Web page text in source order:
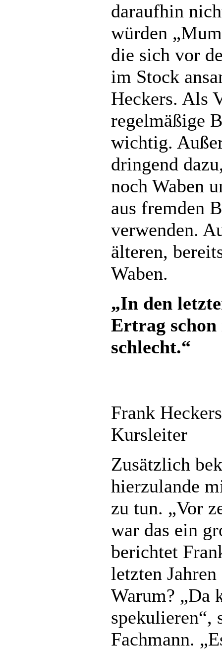
daraufhin
würden
die sich vor
im Stock
Heckers. Als
regelmäßige
wichtig.
dringend
noch Waben
aus fremden
verwenden.
älteren,
Waben.
„In den
Ertrag
schlecht.“
Frank
Kursleiter
Zusätzlich
hierzulande
zu tun. „Vor
war das ein
berichtet
letzten
Warum? „Da
spekulieren“,
Fachmann.